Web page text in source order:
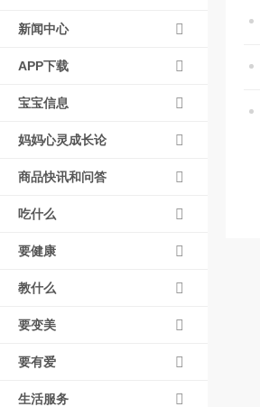
新闻中心
APP下载
宝宝信息
妈妈心灵成长论
商品快讯和问答
吃什么
要健康
教什么
要变美
要有爱
生活服务